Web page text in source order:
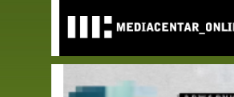
main
content